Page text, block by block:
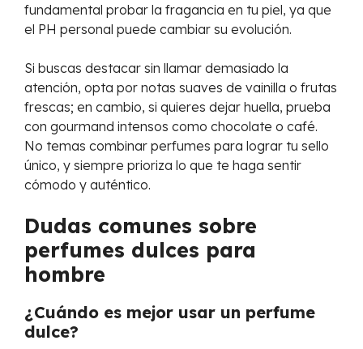
fundamental probar la fragancia en tu piel, ya que
el PH personal puede cambiar su evolución.
Si buscas destacar sin llamar demasiado la
atención, opta por notas suaves de vainilla o frutas
frescas; en cambio, si quieres dejar huella, prueba
con gourmand intensos como chocolate o café.
No temas combinar perfumes para lograr tu sello
único, y siempre prioriza lo que te haga sentir
cómodo y auténtico.
Dudas comunes sobre
perfumes dulces para
hombre
¿Cuándo es mejor usar un perfume
dulce?